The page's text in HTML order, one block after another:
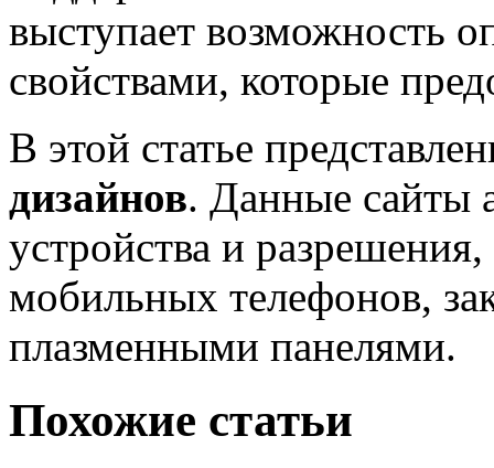
выступает возможность
свойствами, которые
В этой статье
дизайнов. Данные сайты
устройства и
мобильных телефонов,
плазменными панелями.
Похожие статьи